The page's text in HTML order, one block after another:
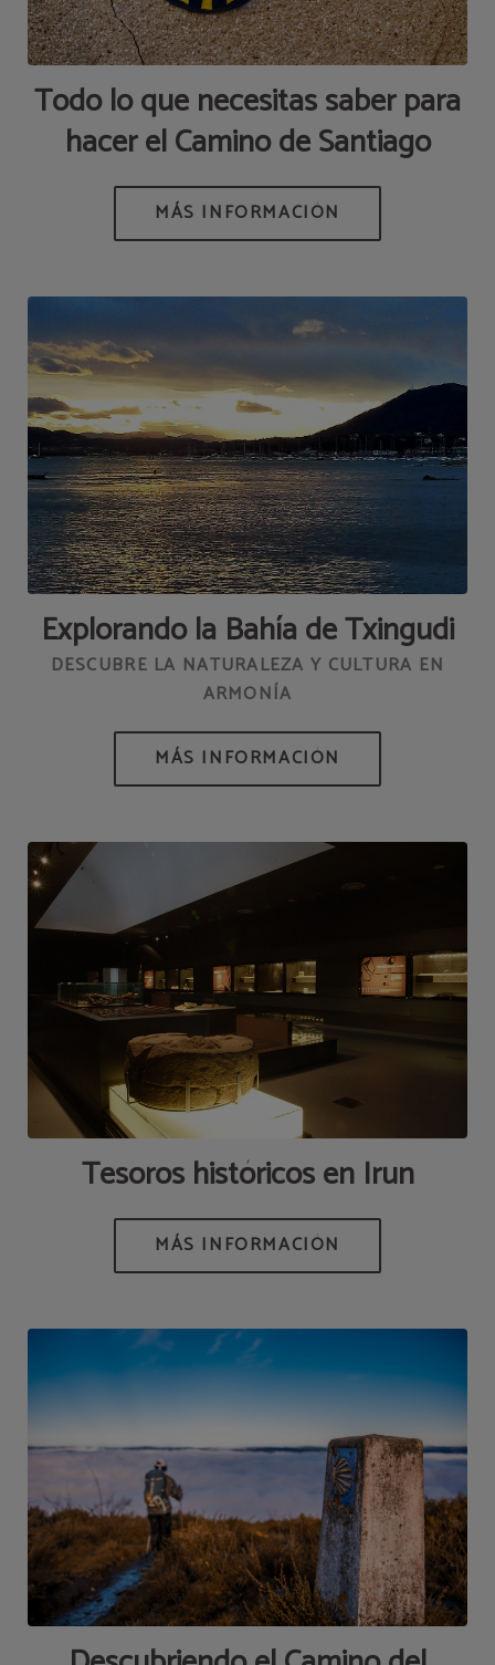
Todo lo que necesitas saber para
hacer el Camino de Santiago
Explorando la Bahía de Txingudi
DESCUBRE LA NATURALEZA Y CULTURA EN
ARMONÍA
Tesoros históricos en Irun